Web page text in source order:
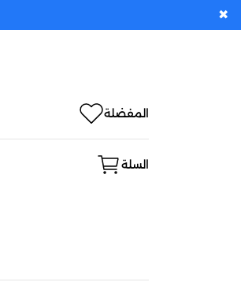
المفضلة
السلة
✖